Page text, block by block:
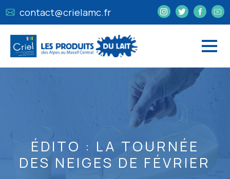
contact@crielamc.fr
ÉDITO : LA TOURNÉE
DES NEIGES DE FÉVRIER